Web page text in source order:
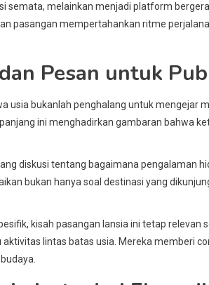
semata, melainkan menjadi platform
pasangan mempertahankan ritme
Pesan untuk
usia bukanlah penghalang untuk mengejar
ini menghadirkan gambaran bahwa
diskusi tentang bagaimana pengalaman
bukan hanya soal destinasi yang
kisah pasangan lansia ini tetap relevan
lintas batas usia. Mereka memberi